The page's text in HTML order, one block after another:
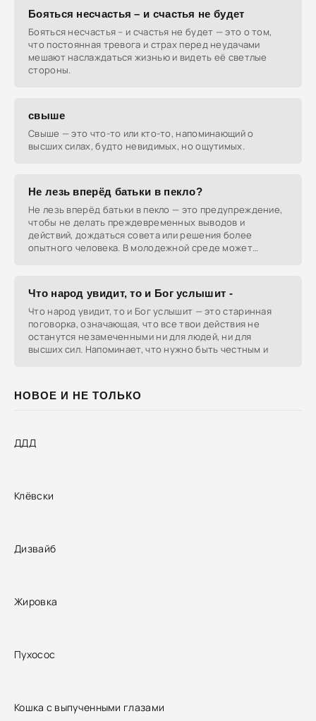
НОВОЕ И НЕ ТОЛЬКО
ДДД
Клёвски
Дизвайб
Жировка
Пухосос
Кошка с выпученными глазами
Бояться несчастья – и счастья не будет
Бояться несчастья – и счастья не будет — это о том,
что постоянная тревога и страх перед неудачами
мешают наслаждаться жизнью и видеть её светлые
стороны.
свыше
Свыше — это что-то или кто-то, напоминающий о
высших силах, будто невидимых, но ощутимых.
Не лезь вперёд батьки в пекло?
Не лезь вперёд батьки в пекло — это предупреждение,
чтобы не делать преждевременных выводов и
действий, дождаться совета или решения более
опытного человека. В молодежной среде может
Что народ увидит, то и Бог услышит -
Что народ увидит, то и Бог услышит — это старинная
поговорка, означающая, что все твои действия не
останутся незамеченными ни для людей, ни для
высших сил. Напоминает, что нужно быть честным и